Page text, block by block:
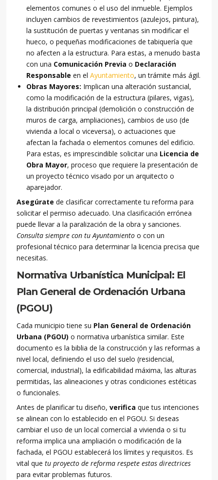
elementos comunes o el uso del inmueble. Ejemplos
incluyen cambios de revestimientos (azulejos, pintura),
la sustitución de puertas y ventanas sin modificar el
hueco, o pequeñas modificaciones de tabiquería que
no afecten a la estructura. Para estas, a menudo basta
con una Comunicación Previa o Declaración
Responsable en elAyuntamiento, un trámite más ágil.
Obras Mayores: Implican una alteración sustancial,
como la modificación de la estructura (pilares, vigas),
la distribución principal (demolición o construcción de
muros de carga, ampliaciones), cambios de uso (de
vivienda a local o viceversa), o actuaciones que
afectan la fachada o elementos comunes del edificio.
Para estas, es imprescindible solicitar una Licencia de
Obra Mayor, proceso que requiere la presentación de
un proyecto técnico visado por un arquitecto o
aparejador.
Asegúrate de clasificar correctamente tu reforma para
solicitar el permiso adecuado. Una clasificación errónea
puede llevar a la paralización de la obra y sanciones.
Consulta siempre con tu Ayuntamiento o con un
profesional técnico para determinar la licencia precisa que
necesitas.
Normativa Urbanística Municipal: El
Plan General de Ordenación Urbana
(PGOU)
Cada municipio tiene su Plan General de Ordenación
Urbana (PGOU) o normativa urbanística similar. Este
documento es la biblia de la construcción y las reformas a
nivel local, definiendo el uso del suelo (residencial,
comercial, industrial), la edificabilidad máxima, las alturas
permitidas, las alineaciones y otras condiciones estéticas
o funcionales.
Antes de planificar tu diseño,verifica que tus intenciones
se alinean con lo establecido en el PGOU. Si deseas
cambiar el uso de un local comercial a vivienda o si tu
reforma implica una ampliación o modificación de la
fachada, el PGOU establecerá los límites y requisitos. Es
vital quetu proyecto de reforma respete estas directrices
para evitar problemas futuros.